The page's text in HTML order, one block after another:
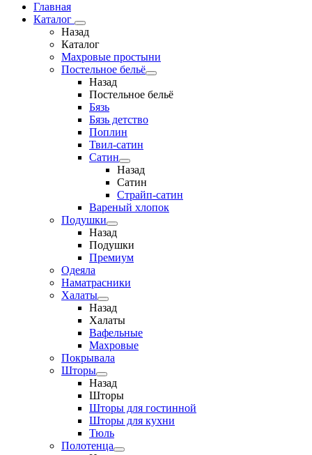
Главная
Каталог
Назад
Каталог
Махровые простыни
Постельное бельё
Назад
Постельное бельё
Бязь
Бязь детство
Поплин
Твил-сатин
Сатин
Назад
Сатин
Страйп-сатин
Вареный хлопок
Подушки
Назад
Подушки
Премиум
Одеяла
Наматрасники
Халаты
Назад
Халаты
Вафельные
Махровые
Покрывала
Шторы
Назад
Шторы
Шторы для гостинной
Шторы для кухни
Тюль
Полотенца